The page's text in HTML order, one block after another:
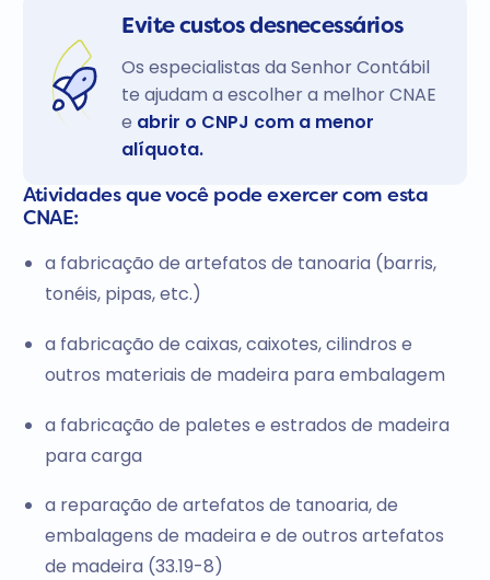
Evite custos desnecessários
Os especialistas da Senhor Contábil
te ajudam a escolher a melhor CNAE
e abrir o CNPJ com a menor
alíquota.
Atividades que você pode exercer com esta
CNAE:
a fabricação de artefatos de tanoaria (barris,
tonéis, pipas, etc.)
a fabricação de caixas, caixotes, cilindros e
outros materiais de madeira para embalagem
a fabricação de paletes e estrados de madeira
para carga
a reparação de artefatos de tanoaria, de
embalagens de madeira e de outros artefatos
de madeira (33.19-8)